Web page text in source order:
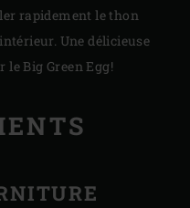
rapidement le thon
Une délicieuse
Big Green Egg!